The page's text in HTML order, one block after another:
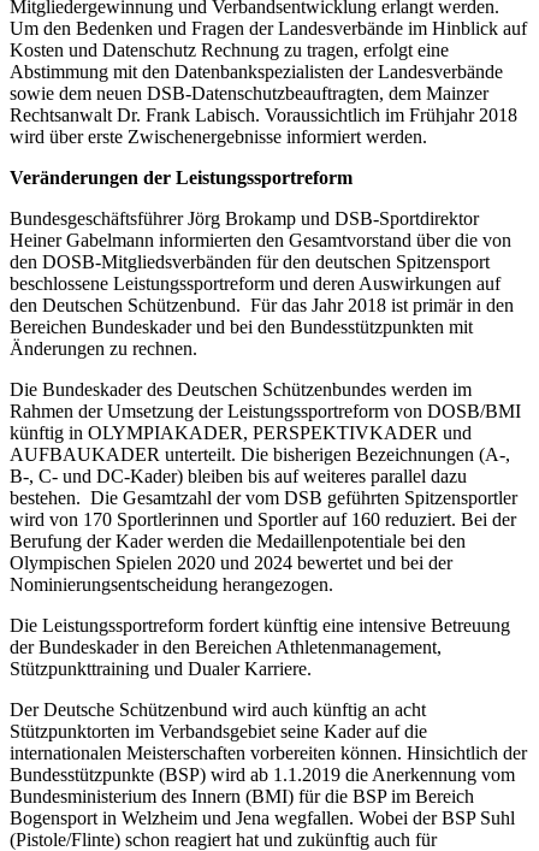
Mitgliedergewinnung und Verbandsentwicklung erlangt werden.
Um den Bedenken und Fragen der Landesverbände im Hinblick auf
Kosten und Datenschutz Rechnung zu tragen, erfolgt eine
Abstimmung mit den Datenbankspezialisten der Landesverbände
sowie dem neuen DSB-Datenschutzbeauftragten, dem Mainzer
Rechtsanwalt Dr. Frank Labisch. Voraussichtlich im Frühjahr 2018
wird über erste Zwischenergebnisse informiert werden.
Veränderungen der Leistungssportreform
Bundesgeschäftsführer Jörg Brokamp und DSB-Sportdirektor
Heiner Gabelmann informierten den Gesamtvorstand über die von
den DOSB-Mitgliedsverbänden für den deutschen Spitzensport
beschlossene Leistungssportreform und deren Auswirkungen auf
den Deutschen Schützenbund. Für das Jahr 2018 ist primär in den
Bereichen Bundeskader und bei den Bundesstützpunkten mit
Änderungen zu rechnen.
Die Bundeskader des Deutschen Schützenbundes werden im
Rahmen der Umsetzung der Leistungssportreform von DOSB/BMI
künftig in OLYMPIAKADER, PERSPEKTIVKADER und
AUFBAUKADER unterteilt. Die bisherigen Bezeichnungen (A-,
B-, C- und DC-Kader) bleiben bis auf weiteres parallel dazu
bestehen. Die Gesamtzahl der vom DSB geführten Spitzensportler
wird von 170 Sportlerinnen und Sportler auf 160 reduziert. Bei der
Berufung der Kader werden die Medaillenpotentiale bei den
Olympischen Spielen 2020 und 2024 bewertet und bei der
Nominierungsentscheidung herangezogen.
Die Leistungssportreform fordert künftig eine intensive Betreuung
der Bundeskader in den Bereichen Athletenmanagement,
Stützpunkttraining und Dualer Karriere.
Der Deutsche Schützenbund wird auch künftig an acht
Stützpunktorten im Verbandsgebiet seine Kader auf die
internationalen Meisterschaften vorbereiten können. Hinsichtlich der
Bundesstützpunkte (BSP) wird ab 1.1.2019 die Anerkennung vom
Bundesministerium des Innern (BMI) für die BSP im Bereich
Bogensport in Welzheim und Jena wegfallen. Wobei der BSP Suhl
(Pistole/Flinte) schon reagiert hat und zukünftig auch für